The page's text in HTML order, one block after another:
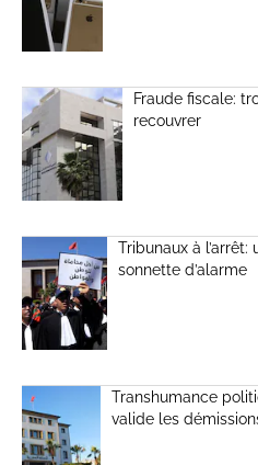
Fraude fiscale:
recouvrer
Tribunaux à
sonnette d’alarme
Transhumance
valide les